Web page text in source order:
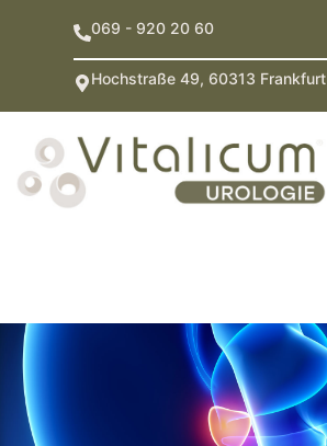
069 - 920 20 60
Hochstraße 49, 60313 Frankfurt